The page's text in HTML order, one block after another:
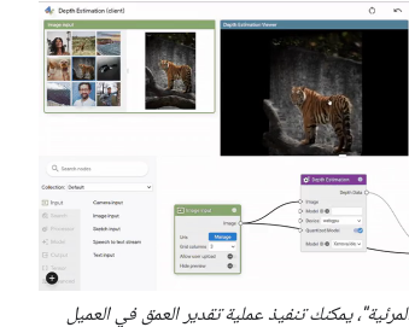
يمكنك تنفيذ عملية تقدير العمق في العميل